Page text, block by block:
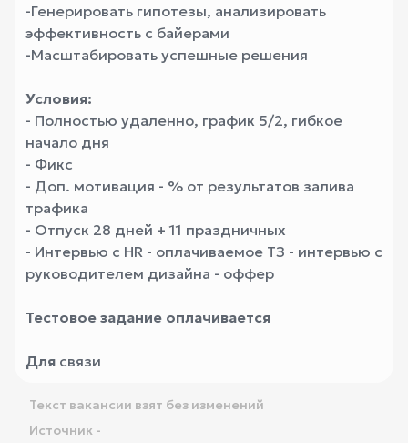
-Генерировать гипотезы, анализировать
эффективность с байерами
-Масштабировать успешные решения
Условия:
- Полностью удаленно, график 5/2, гибкое
начало дня
- Фикс
- Доп. мотивация - % от результатов залива
трафика
- Отпуск 28 дней + 11 праздничных
- Интервью с HR - оплачиваемое ТЗ - интервью с
руководителем дизайна - оффер
Тестовое задание оплачивается
Для связи
Текст вакансии взят без изменений
Источник -